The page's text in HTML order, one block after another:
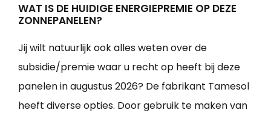
WAT IS DE HUIDIGE ENERGIEPREMIE OP DEZE
ZONNEPANELEN?
Jij wilt natuurlijk ook alles weten over de
subsidie/premie waar u recht op heeft bij deze
panelen in augustus 2026? De fabrikant Tamesol
heeft diverse opties. Door gebruik te maken van